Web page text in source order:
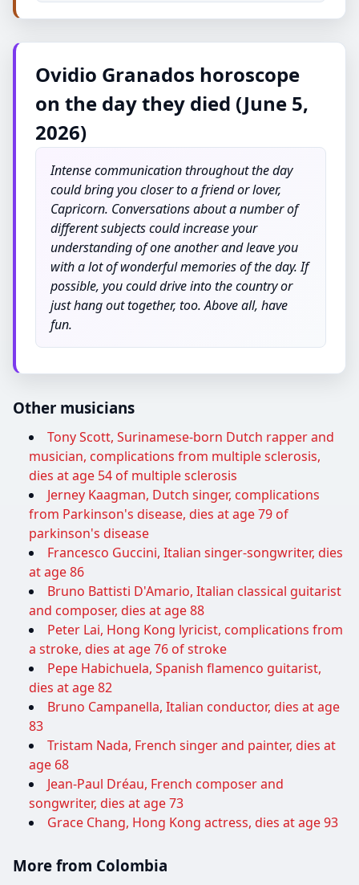
Ovidio Granados horoscope
on the day they died (June 5,
2026)
Intense communication throughout the day
could bring you closer to a friend or lover,
Capricorn. Conversations about a number of
different subjects could increase your
understanding of one another and leave you
with a lot of wonderful memories of the day. If
possible, you could drive into the country or
just hang out together, too. Above all, have
fun.
Other musicians
Tony Scott, Surinamese-born Dutch rapper and
musician, complications from multiple sclerosis,
dies at age 54 of multiple sclerosis
Jerney Kaagman, Dutch singer, complications
from Parkinson's disease, dies at age 79 of
parkinson's disease
Francesco Guccini, Italian singer-songwriter, dies
at age 86
Bruno Battisti D'Amario, Italian classical guitarist
and composer, dies at age 88
Peter Lai, Hong Kong lyricist, complications from
a stroke, dies at age 76 of stroke
Pepe Habichuela, Spanish flamenco guitarist,
dies at age 82
Bruno Campanella, Italian conductor, dies at age
83
Tristam Nada, French singer and painter, dies at
age 68
Jean-Paul Dréau, French composer and
songwriter, dies at age 73
Grace Chang, Hong Kong actress, dies at age 93
More from Colombia